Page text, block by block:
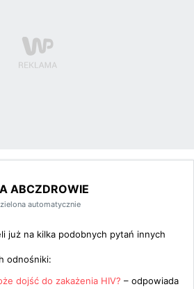
ABCZDROWIE
automatycznie
już na kilka podobnych pytań innych
odnośniki:
dojść do zakażenia HIV? – odpowiada